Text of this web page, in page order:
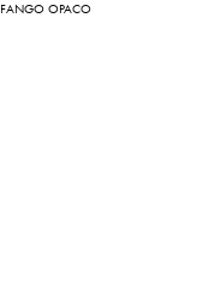
FANGO OPACO